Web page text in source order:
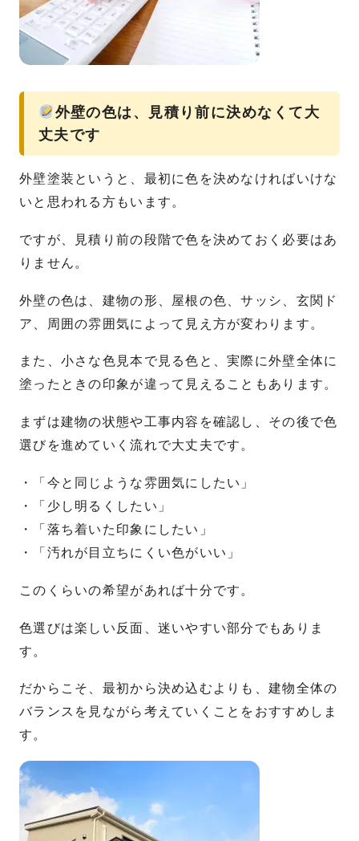
外壁の色は、見積り前に決めなくて大
丈夫です
外壁塗装というと、最初に色を決めなければいけな
いと思われる方もいます。
ですが、見積り前の段階で色を決めておく必要はあ
りません。
外壁の色は、建物の形、屋根の色、サッシ、玄関ド
ア、周囲の雰囲気によって見え方が変わります。
また、小さな色見本で見る色と、実際に外壁全体に
塗ったときの印象が違って見えることもあります。
まずは建物の状態や工事内容を確認し、その後で色
選びを進めていく流れで大丈夫です。
・「今と同じような雰囲気にしたい」
・「少し明るくしたい」
・「落ち着いた印象にしたい」
・「汚れが目立ちにくい色がいい」
このくらいの希望があれば十分です。
色選びは楽しい反面、迷いやすい部分でもありま
す。
だからこそ、最初から決め込むよりも、建物全体の
バランスを見ながら考えていくことをおすすめしま
す。